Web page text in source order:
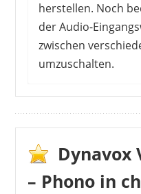
herstellen. Noch
der Audio-
zwischen
umzuschalten.
Dynavox
– Phono in